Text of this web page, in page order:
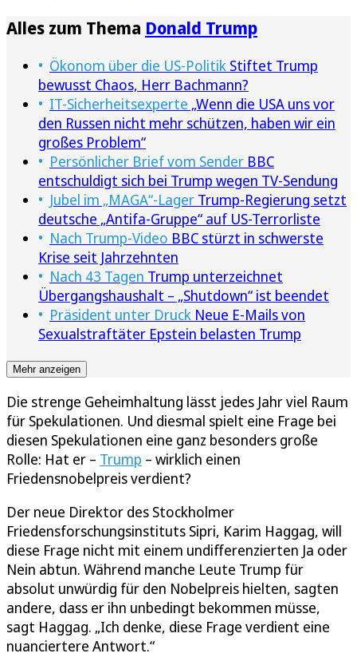
Alles zum Thema Donald Trump
Ökonom über die US-Politik Stiftet Trump
bewusst Chaos, Herr Bachmann?
IT-Sicherheitsexperte „Wenn die USA uns vor
den Russen nicht mehr schützen, haben wir ein
großes Problem“
Persönlicher Brief vom Sender BBC
entschuldigt sich bei Trump wegen TV-Sendung
Jubel im „MAGA“-Lager Trump-Regierung setzt
deutsche „Antifa-Gruppe“ auf US-Terrorliste
Nach Trump-Video BBC stürzt in schwerste
Krise seit Jahrzehnten
Nach 43 Tagen Trump unterzeichnet
Übergangshaushalt – „Shutdown“ ist beendet
Präsident unter Druck Neue E-Mails von
Sexualstraftäter Epstein belasten Trump
Mehr anzeigen
Die strenge Geheimhaltung lässt jedes Jahr viel Raum
für Spekulationen. Und diesmal spielt eine Frage bei
diesen Spekulationen eine ganz besonders große
Rolle: Hat er – Trump – wirklich einen
Friedensnobelpreis verdient?
Der neue Direktor des Stockholmer
Friedensforschungsinstituts Sipri, Karim Haggag, will
diese Frage nicht mit einem undifferenzierten Ja oder
Nein abtun. Während manche Leute Trump für
absolut unwürdig für den Nobelpreis hielten, sagten
andere, dass er ihn unbedingt bekommen müsse,
sagt Haggag. „Ich denke, diese Frage verdient eine
nuanciertere Antwort.“